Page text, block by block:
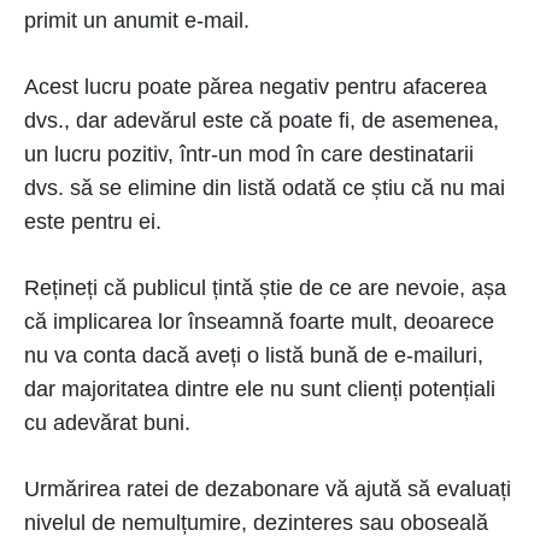
primit un anumit e-mail.
Acest lucru poate părea negativ pentru afacerea
dvs., dar adevărul este că poate fi, de asemenea,
un lucru pozitiv, într-un mod în care destinatarii
dvs. să se elimine din listă odată ce știu că nu mai
este pentru ei.
Rețineți că publicul țintă știe de ce are nevoie, așa
că implicarea lor înseamnă foarte mult, deoarece
nu va conta dacă aveți o listă bună de e-mailuri,
dar majoritatea dintre ele nu sunt clienți potențiali
cu adevărat buni.
Urmărirea ratei de dezabonare vă ajută să evaluați
nivelul de nemulțumire, dezinteres sau oboseală